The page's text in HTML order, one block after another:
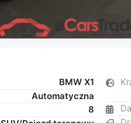
BMW X1
Automatyczna
8